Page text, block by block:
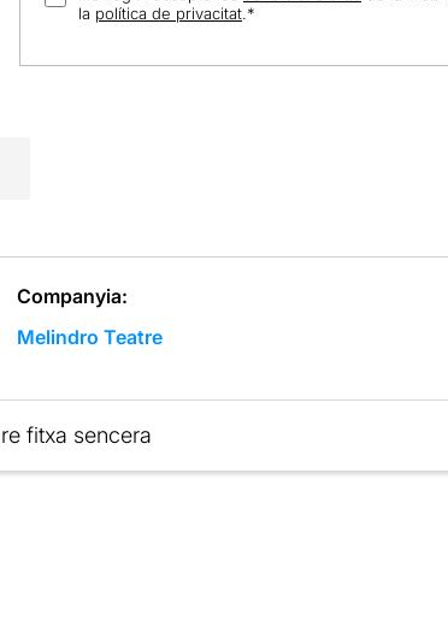
la política de privacitat.*
Companyia:
Melindro Teatre
fitxa sencera